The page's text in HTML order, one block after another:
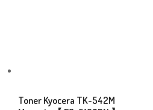
Toner Kyocera TK-542M